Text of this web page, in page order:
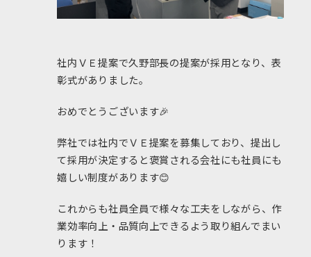
社内ＶＥ提案で久野部長の提案が採用となり、表
彰式がありました。
おめでとうございます🎉
弊社では社内でＶＥ提案を募集しており、提出し
て採用が決定すると褒賞される会社にも社員にも
嬉しい制度があります😊
これからも社員全員で様々な工夫をしながら、作
業効率向上・品質向上できるよう取り組んでまい
ります！